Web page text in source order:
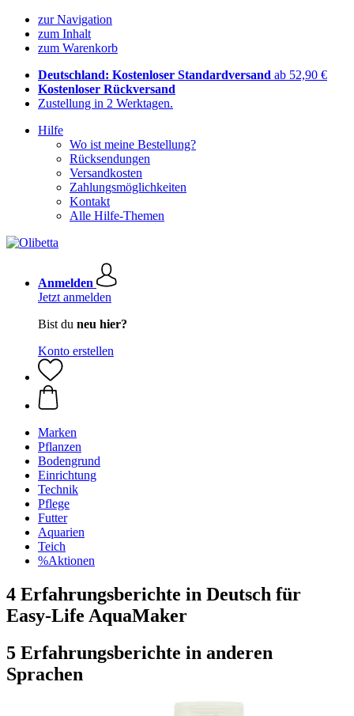
zur Navigation
zum Inhalt
zum Warenkorb
Deutschland: Kostenloser Standardversand ab 52,90 €
Kostenloser Rückversand
Zustellung in 2 Werktagen.
Hilfe
Wo ist meine Bestellung?
Rücksendungen
Versandkosten
Zahlungsmöglichkeiten
Kontakt
Alle Hilfe-Themen
Anmelden
Jetzt anmelden
Bist du neu hier?
Konto erstellen
Marken
Pflanzen
Bodengrund
Einrichtung
Technik
Pflege
Futter
Aquarien
Teich
%Aktionen
4 Erfahrungsberichte in Deutsch für
Easy-Life AquaMaker
5 Erfahrungsberichte in anderen
Sprachen